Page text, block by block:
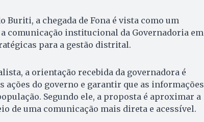
Buriti, a chegada de Fona é vista como um
comunicação institucional da Governadoria em
para a gestão distrital.
a orientação recebida da governadora é
ações do governo e garantir que as informações
Segundo ele, a proposta é aproximar a
de uma comunicação mais direta e acessível.